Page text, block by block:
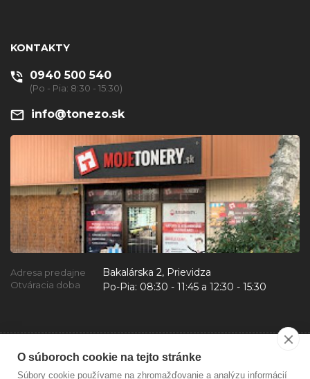
O súboroch cookie na tejto stránke
Súbory cookie používame na zhromažďovanie a analýzu informácií
KONTAKTY
0940 500 540
(Po - Pia: 8:30 - 15:30)
info@tonezo.sk
Adresa predajne Bakalárska 2, Prievidza
Otváracia doba Po-Pia: 08:30 - 11:45 a 12:30 - 15:30